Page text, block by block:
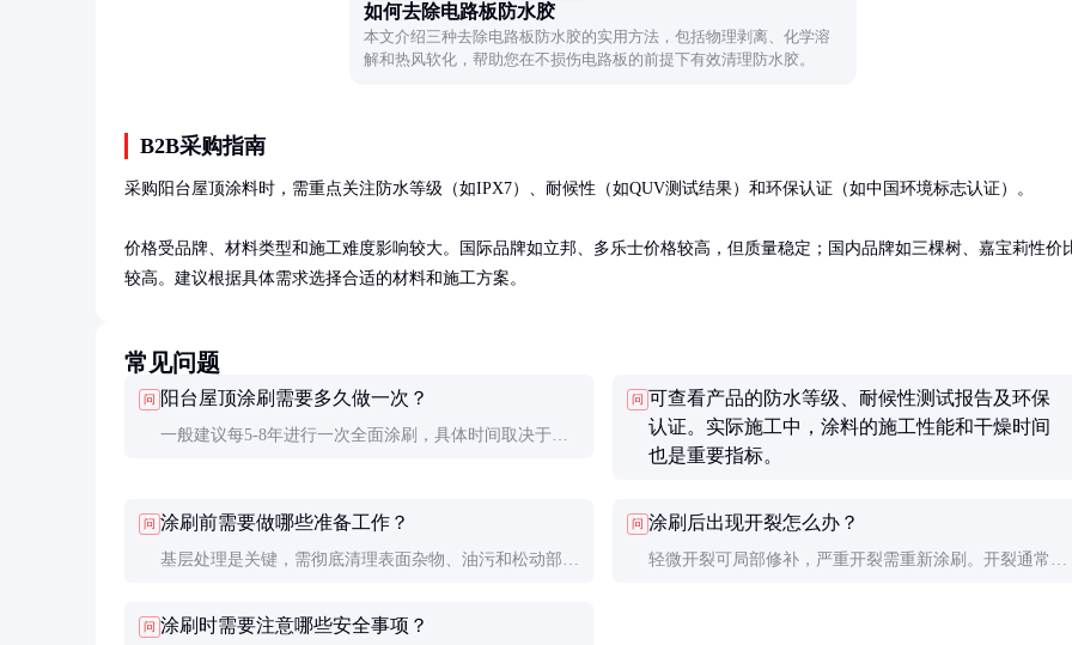
如何去除电路板防水胶
本文介绍三种去除电路板防水胶的实用方法，包括物理剥离、化学溶
解和热风软化，帮助您在不损伤电路板的前提下有效清理防水胶。
B2B采购指南
采购阳台屋顶涂料时，需重点关注防水等级（如IPX7）、耐候性（如QUV测试结果）和环保认证（如中国环境标志认证）。
价格受品牌、材料类型和施工难度影响较大。国际品牌如立邦、多乐士价格较高，但质量稳定；国内品牌如三棵树、嘉宝莉性价
较高。建议根据具体需求选择合适的材料和施工方案。
常见问题
问 阳台屋顶涂刷需要多久做一次？
一般建议每5-8年进行一次全面涂刷，具体时间取决于涂
问 可查看产品的防水等级、耐候性测试报告及环保
认证。实际施工中，涂料的施工性能和干燥时间
也是重要指标。
问 涂刷前需要做哪些准备工作？
基层处理是关键，需彻底清理表面杂物、油污和松动部
缝。
问 涂刷后出现开裂怎么办？
轻微开裂可局部修补，严重开裂需重新涂刷。开裂通常是
问 涂刷时需要注意哪些安全事项？